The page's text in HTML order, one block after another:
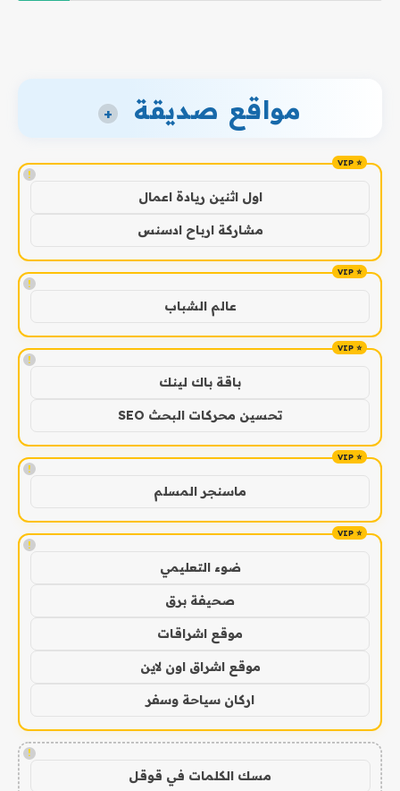
مواقع صديقة +
!
اول اثنين ريادة اعمال
مشاركة ارباح ادسنس
!
عالم الشباب
!
باقة باك لينك
تحسين محركات البحث SEO
!
ماسنجر المسلم
!
ضوء التعليمي
صحيفة برق
موقع اشراقات
موقع اشراق اون لاين
اركان سياحة وسفر
!
مسك الكلمات في قوقل